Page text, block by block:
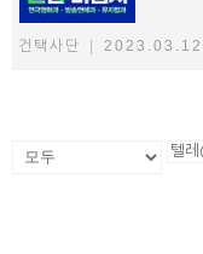
건택사단 2023.03.12